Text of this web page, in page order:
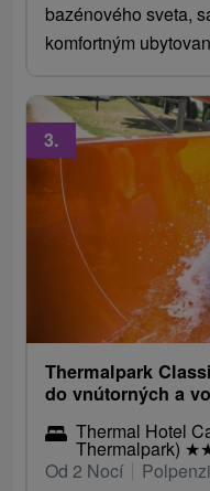
bazénového sveta,
komfortným
3.
Thermalpark
do vnútorných a
Thermal Hotel
Thermalpark) ★
Od 2 Nocí